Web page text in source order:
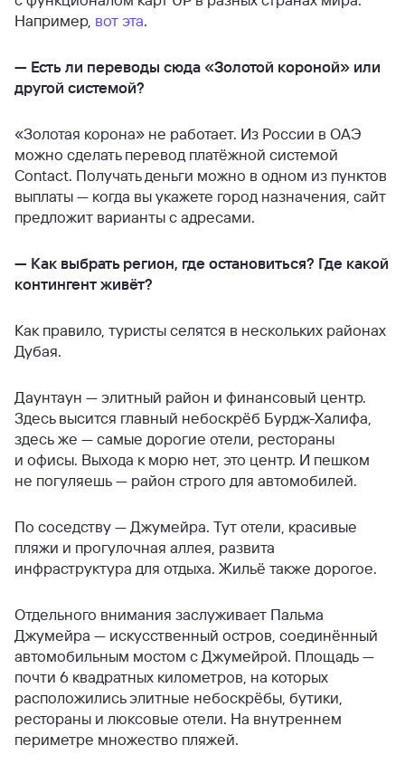
Например, вот эта.
— Есть ли переводы сюда «Золотой короной» или
другой системой?
«Золотая корона» не работает. Из России в ОАЭ
можно сделать перевод платёжной системой
Contact. Получать деньги можно в одном из пунктов
выплаты — когда вы укажете город назначения, сайт
предложит варианты с адресами.
— Как выбрать регион, где остановиться? Где какой
контингент живёт?
Как правило, туристы селятся в нескольких районах
Дубая.
Даунтаун — элитный район и финансовый центр.
Здесь высится главный небоскрёб Бурдж-Халифа,
здесь же — самые дорогие отели, рестораны
и офисы. Выхода к морю нет, это центр. И пешком
не погуляешь — район строго для автомобилей.
По соседству — Джумейра. Тут отели, красивые
пляжи и прогулочная аллея, развита
инфраструктура для отдыха. Жильё также дорогое.
Отдельного внимания заслуживает Пальма
Джумейра — искусственный остров, соединённый
автомобильным мостом с Джумейрой. Площадь —
почти 6 квадратных километров, на которых
расположились элитные небоскрёбы, бутики,
рестораны и люксовые отели. На внутреннем
периметре множество пляжей.